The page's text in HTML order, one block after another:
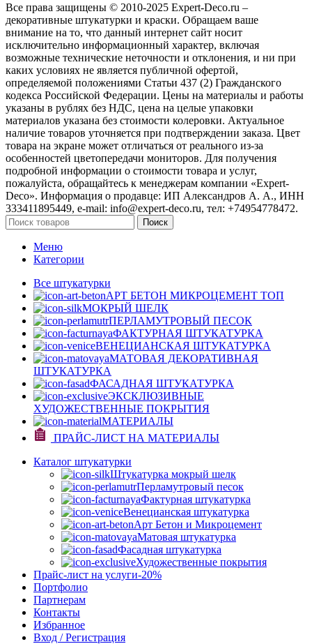
Все права защищены © 2010-2025 Expert-Deco.ru –
декоративные штукатурки и краски. Обращаем ваше
внимание на то, что данный интернет сайт носит
исключительно информационный характер, включая
возможные технические неточности и отклонения, и ни при
каких условиях не является публичной офертой,
определяемой положениями Статьи 437 (2) Гражданского
кодекса Российской Федерации. Цены на материалы и работы
указаны в рублях без НДС, цена на целые упаковки
материалов указана без стоимости колеровки. Актуальное
наличие товаров уточняется при подтверждении заказа. Цвет
товара на экране может отличаться от реального из‑за
особенностей цветопередачи мониторов. Для получения
подробной информации о стоимости товара и услуг,
пожалуйста, обращайтесь к менеджерам компании «Expert-
Deco». Информация о продавце: ИП Александров А. А., ИНН
333411895449, e-mail: info@expert-deco.ru, тел: +74954778472.
Поиск
Меню
Категории
Все штукатурки
АРТ БЕТОН МИКРОЦЕМЕНТ ТОП
МОКРЫЙ ШЕЛК
ПЕРЛАМУТРОВЫЙ ПЕСОК
ФАКТУРНАЯ ШТУКАТУРКА
ВЕНЕЦИАНСКАЯ ШТУКАТУРКА
МАТОВАЯ ДЕКОРАТИВНАЯ
ШТУКАТУРКА
ФАСАДНАЯ ШТУКАТУРКА
ЭКСКЛЮЗИВНЫЕ
ХУДОЖЕСТВЕННЫЕ ПОКРЫТИЯ
МАТЕРИАЛЫ
ПРАЙС-ЛИСТ НА МАТЕРИАЛЫ
Каталог штукатурки
Штукатурка мокрый шелк
Перламутровый песок
Фактурная штукатурка
Венецианская штукатурка
Арт Бетон и Микроцемент
Матовая штукатурка
Фасадная штукатурка
Художественные покрытия
Прайс-лист на услуги-20%
Портфолио
Партнерам
Контакты
Избранное
Вход / Регистрация